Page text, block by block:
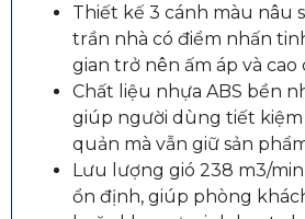
Thiết kế 3 cánh màu nâu
trần nhà có điểm nhấn
gian trở nên ấm áp và cao
Chất liệu nhựa ABS bền
giúp người dùng tiết kiệm
quản mà vẫn giữ sản
Lưu lượng gió 238 m3/
ổn định, giúp phòng